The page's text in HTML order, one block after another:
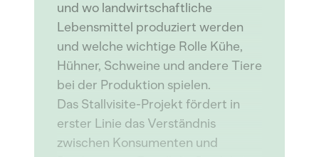
und wo landwirtschaftliche
Lebensmittel produziert werden
und welche wichtige Rolle Kühe,
Hühner, Schweine und andere Tiere
bei der Produktion spielen.
Das Stallvisite-Projekt fördert in
erster Linie das Verständnis
zwischen Konsumenten und